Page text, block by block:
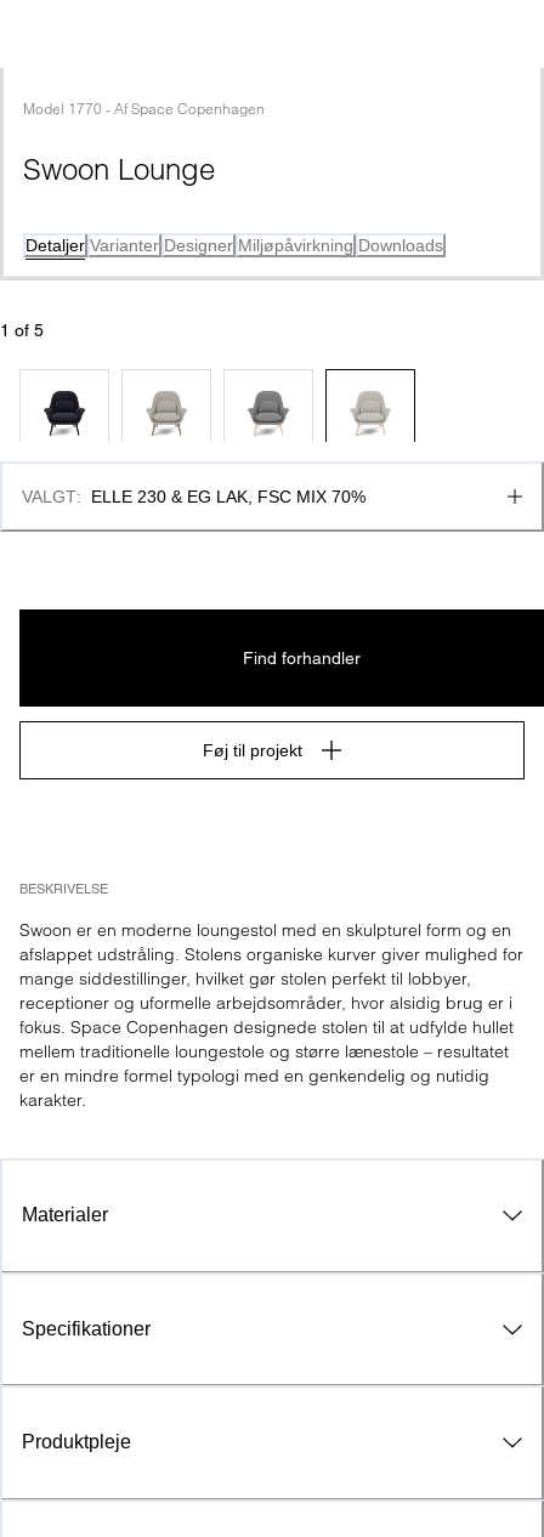
Model 1770 - Af Space Copenhagen
Swoon Lounge
Detaljer Varianter Designer Miljøpåvirkning Downloads
1 of 5
BESKRIVELSE
Swoon er en moderne loungestol med en skulpturel form og en
afslappet udstråling. Stolens organiske kurver giver mulighed for
mange siddestillinger, hvilket gør stolen perfekt til lobbyer,
receptioner og uformelle arbejdsområder, hvor alsidig brug er i
fokus. Space Copenhagen designede stolen til at udfylde hullet
mellem traditionelle loungestole og større lænestole – resultatet
er en mindre formel typologi med en genkendelig og nutidig
karakter.
VALGT: ELLE 230 & EG LAK, FSC MIX 70%
Find forhandler
Føj til projekt
Materialer
Specifikationer
Produktpleje